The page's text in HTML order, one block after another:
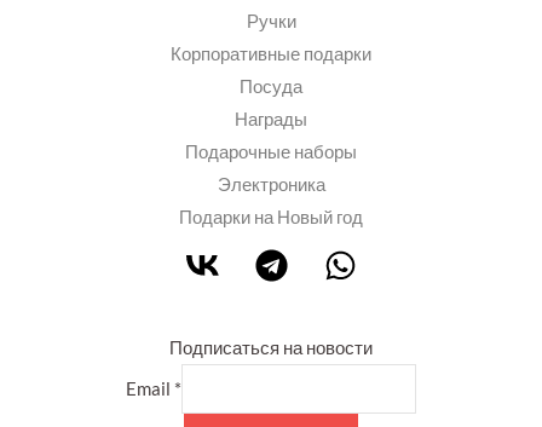
Ручки
Корпоративные подарки
Посуда
Награды
Подарочные наборы
Электроника
Подарки на Новый год
Подписаться на новости
Email *